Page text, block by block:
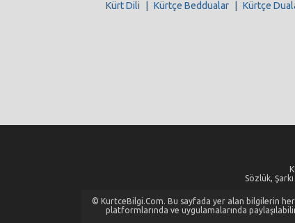
Kürt Dili
Kürtçe Beddualar Kürtçe
Sözlük,
© KurtceBilgi.Com. Bu sayfada yer alan bilgilerin
platformlarında ve uygulamalarında